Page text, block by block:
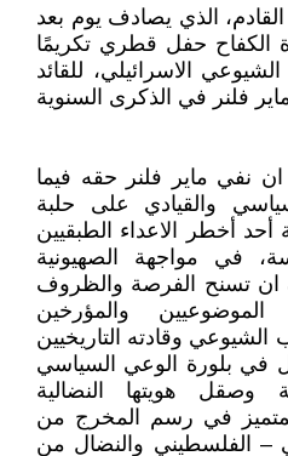
الذي يصادف يوم بعد
الكفاح حفل قطري تكريمًا
الاسرائيلي، للقائد
فلنر في الذكرى السنوية
نفي ماير فلنر حقه فيما
والقيادي على حلبة
أحد أخطر الاعداء الطبقيين
في مواجهة الصهيونية
ان تسنح الفرصة والظروف
والمؤرخين
وقادته التاريخيين
في بلورة الوعي السياسي
وصقل هويتها النضالية
المتميز في رسم المخرج من
– الفلسطيني والنضال من